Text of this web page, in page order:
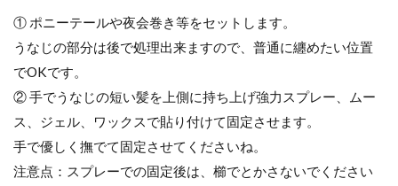
① ポニーテールや夜会巻き等をセットします。
うなじの部分は後で処理出来ますので、普通に纏めたい位置
でOKです。
② 手でうなじの短い髪を上側に持ち上げ強力スプレー、ムー
ス、ジェル、ワックスで貼り付けて固定させます。
手で優しく撫でて固定させてくださいね。
注意点：スプレーでの固定後は、櫛でとかさないでください